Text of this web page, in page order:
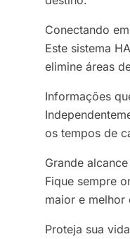
Conectando
Este sistema
elimine áreas
Informações
os tempos de
Grande
Fique sempre
maior e melhor
Proteja sua